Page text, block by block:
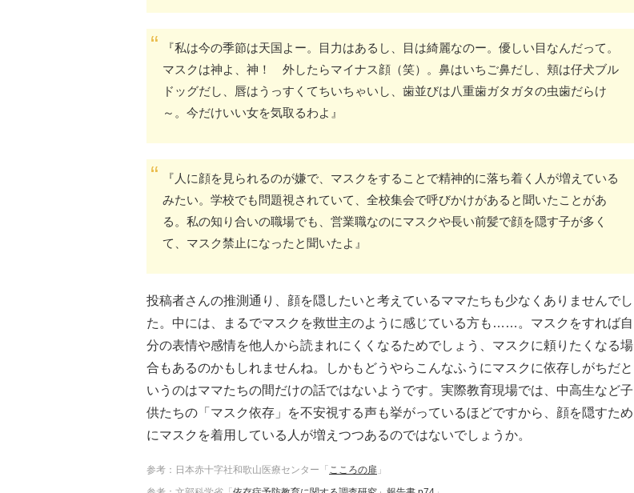
『私は今の季節は天国よー。目力はあるし、目は綺麗なのー。優しい目なんだって。
マスクは神よ、神！ 外したらマイナス顔（笑）。鼻はいちご鼻だし、頬は仔犬ブル
ドッグだし、唇はうっすくてちいちゃいし、歯並びは八重歯ガタガタの虫歯だらけ
～。今だけいい女を気取るわよ』
『人に顔を見られるのが嫌で、マスクをすることで精神的に落ち着く人が増えている
みたい。学校でも問題視されていて、全校集会で呼びかけがあると聞いたことがあ
る。私の知り合いの職場でも、営業職なのにマスクや長い前髪で顔を隠す子が多く
て、マスク禁止になったと聞いたよ』
投稿者さんの推測通り、顔を隠したいと考えているママたちも少なくありませんでし
た。中には、まるでマスクを救世主のように感じている方も……。マスクをすれば自
分の表情や感情を他人から読まれにくくなるためでしょう、マスクに頼りたくなる場
合もあるのかもしれませんね。しかもどうやらこんなふうにマスクに依存しがちだと
いうのはママたちの間だけの話ではないようです。実際教育現場では、中高生など子
供たちの「マスク依存」を不安視する声も挙がっているほどですから、顔を隠すため
にマスクを着用している人が増えつつあるのではないでしょうか。
参考：日本赤十字社和歌山医療センター「 こころの扉 」